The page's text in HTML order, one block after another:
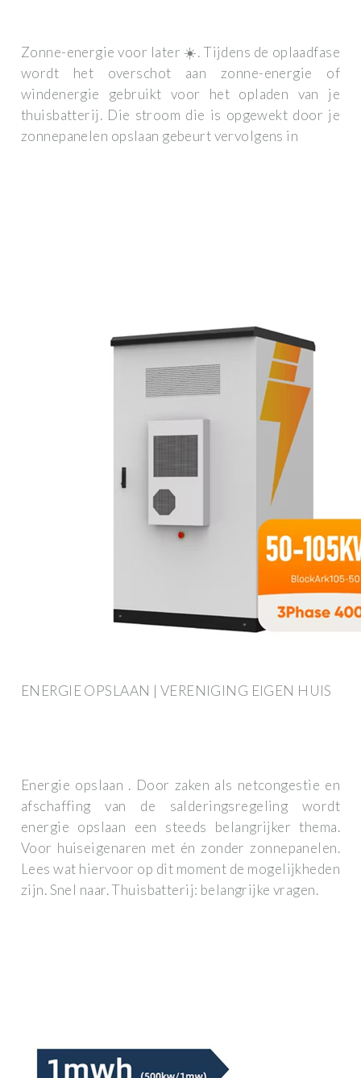
Zonne-energie voor later ☀️. Tijdens de oplaadfase
wordt het overschot aan zonne-energie of
windenergie gebruikt voor het opladen van je
thuisbatterij. Die stroom die is opgewekt door je
zonnepanelen opslaan gebeurt vervolgens in
ENERGIE OPSLAAN | VERENIGING EIGEN HUIS
Energie opslaan . Door zaken als netcongestie en
afschaffing van de salderingsregeling wordt
energie opslaan een steeds belangrijker thema.
Voor huiseigenaren met én zonder zonnepanelen.
Lees wat hiervoor op dit moment de mogelijkheden
zijn. Snel naar. Thuisbatterij: belangrijke vragen.